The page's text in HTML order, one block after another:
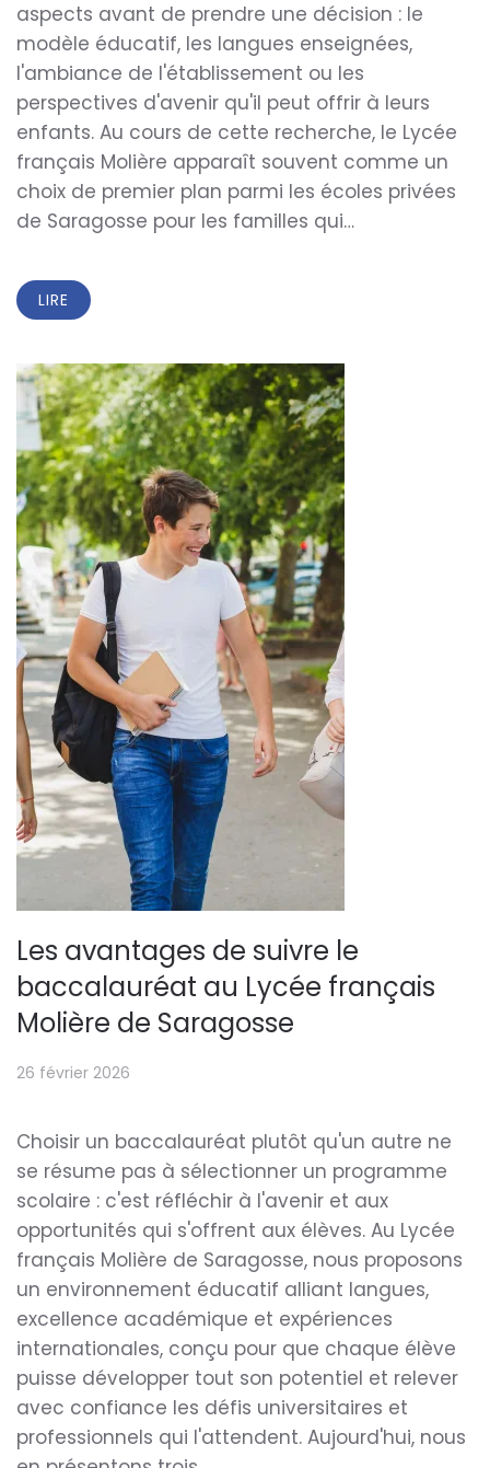
aspects avant de prendre une décision : le
modèle éducatif, les langues enseignées,
l'ambiance de l'établissement ou les
perspectives d'avenir qu'il peut offrir à leurs
enfants. Au cours de cette recherche, le Lycée
français Molière apparaît souvent comme un
choix de premier plan parmi les écoles privées
de Saragosse pour les familles qui…
LIRE
Les avantages de suivre le
baccalauréat au Lycée français
Molière de Saragosse
26 février 2026
Choisir un baccalauréat plutôt qu'un autre ne
se résume pas à sélectionner un programme
scolaire : c'est réfléchir à l'avenir et aux
opportunités qui s'offrent aux élèves. Au Lycée
français Molière de Saragosse, nous proposons
un environnement éducatif alliant langues,
excellence académique et expériences
internationales, conçu pour que chaque élève
puisse développer tout son potentiel et relever
avec confiance les défis universitaires et
professionnels qui l'attendent. Aujourd'hui, nous